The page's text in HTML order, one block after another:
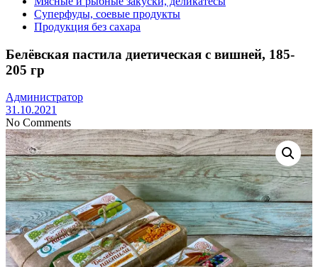
Суперфуды, соевые продукты
Продукция без сахара
Белёвская пастила диетическая с вишней, 185-
205 гр
Администратор
31.10.2021
No Comments